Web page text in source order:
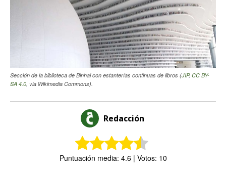
Sección de la biblioteca de Binhai con estanterías continuas de libros (JIP, CC BY-
SA 4.0, via Wikimedia Commons).
Redacción
Puntuación media: 4.6 | Votos: 10